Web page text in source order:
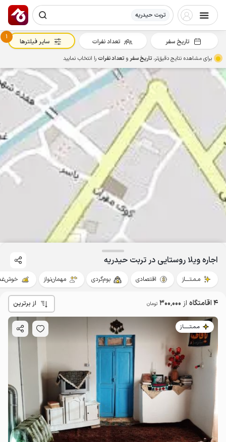
تربت حیدریه
اجاره ویلا روستایی در تربت حیدریه
مـمـتــــاز اقتصادی بوم‌گردی مهمان‌نواز
4 اقامتگاه از 300٬000 تومان از برترین
مـمـتــــــاز
تاریخ سفر تعداد نفرات
1
سایر فیلترها
برای مشاهده نتایج دقیق‌تر، تاریخ سفرو تعداد نفراترا انتخاب نمایید